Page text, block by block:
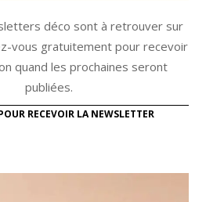
déco sont à retrouver sur
vous gratuitement pour recevoir
quand les prochaines seront
publiées.
RECEVOIR LA NEWSLETTER